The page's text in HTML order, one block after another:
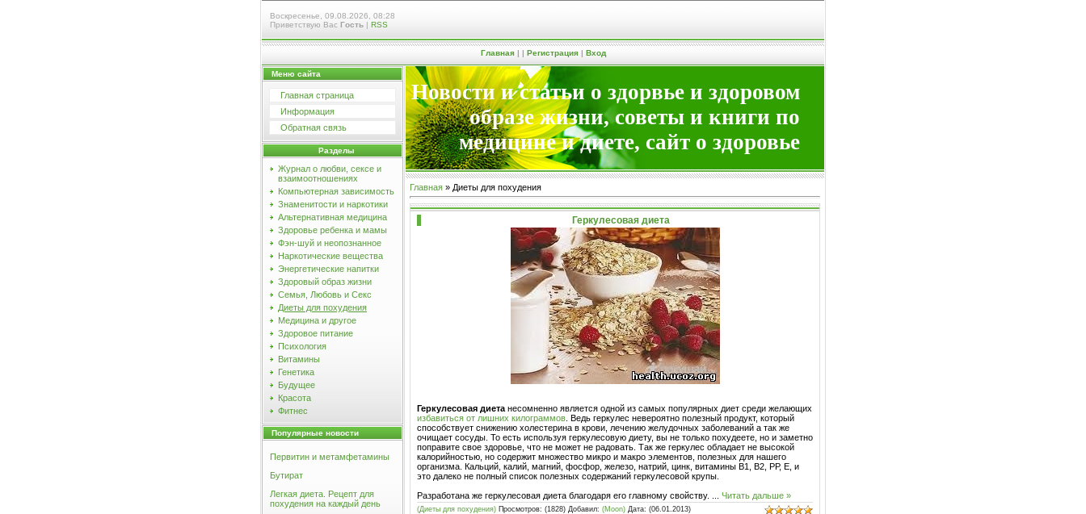
Воскресенье, 09.08.2026, 08:28
Приветствую Вас Гость | RSS
Главная| | Регистрация| Вход
Меню сайта
Главная страница
Информация
Обратная связь
Разделы
Журнал о любви, сексе и
взаимоотношениях
Компьютерная зависимость
Знаменитости и наркотики
Альтернативная медицина
Здоровье ребенка и мамы
Фэн-шуй и неопознанное
Наркотические вещества
Энергетические напитки
Здоровый образ жизни
Семья, Любовь и Секс
Диеты для похудения
Медицина и другое
Здоровое питание
Психология
Витамины
Генетика
Будущее
Красота
Фитнес
Популярные новости
Первитин и метамфетамины
Бутират
Легкая диета. Рецепт для
похудения на каждый день
Новости и статьи о здорвье и здоровом
образе жизни, советы и книги по
медицине и диете, сайт о здоровье
Главная » Диеты для похудения
Геркулесовая диета
Геркулесовая диета несомненно является одной из самых популярных диет среди желающих
избавиться от лишних килограммов . Ведь геркулес невероятно полезный продукт, который
способствует снижению холестерина в крови, лечению желудочных заболеваний а так же
очищает сосуды. То есть используя геркулесовую диету, вы не только похудеете, но и заметно
поправите свое здоровье, что не может не радовать. Так же геркулес обладает не высокой
калорийностью, но содержит множество микро и макро элементов, полезных для нашего
организма. Кальций, калий, магний, фосфор, железо, натрий, цинк, витамины В1, В2, РР, Е, и
это далеко не полный список полезных содержаний геркулесовой крупы.
Разработана же геркулесовая диета благодаря его главному свойству.
Читать дальше »
(Диеты для похудения) Просмотров: (1828) Добавил: (Moon) Дата: (06.01.2013)